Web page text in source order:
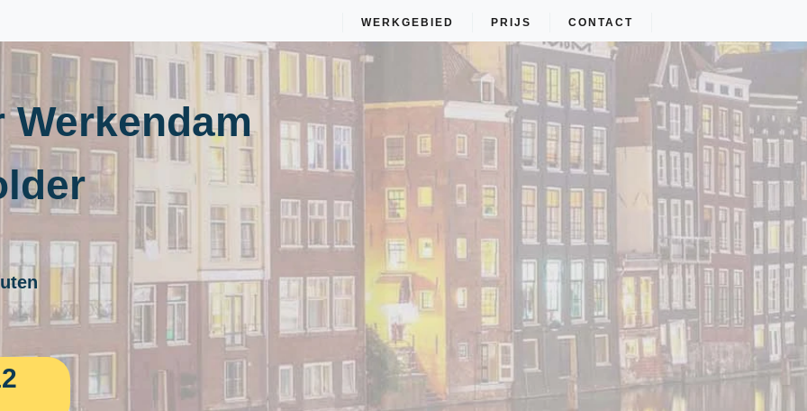
WERKGEBIED PRIJS CONTACT
Werkendam